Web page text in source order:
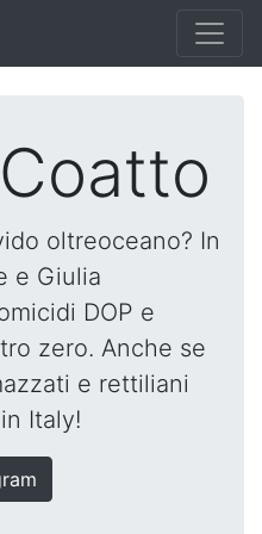
oltreoceano? In
e Giulia
DOP e
zero. Anche se
e rettiliani
Italy!